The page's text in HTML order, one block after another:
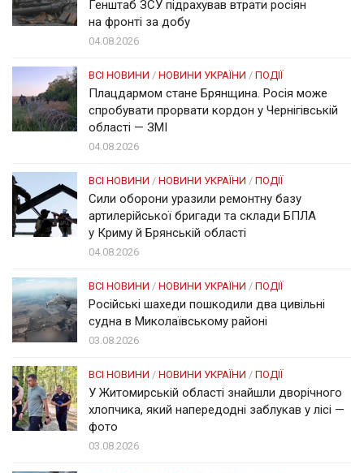
Генштаб ЗСУ підрахував втрати росіян
на фронті за добу
04.08.2026
ВСІ НОВИНИ / НОВИНИ УКРАЇНИ / ПОДІЇ
Плацдармом стане Брянщина. Росія може
спробувати прорвати кордон у Чернігівській
області — ЗМІ
04.08.2026
ВСІ НОВИНИ / НОВИНИ УКРАЇНИ / ПОДІЇ
Сили оборони уразили ремонтну базу
артилерійської бригади та склади БПЛА
у Криму й Брянській області
04.08.2026
ВСІ НОВИНИ / НОВИНИ УКРАЇНИ / ПОДІЇ
Російські шахеди пошкодили два цивільні
судна в Миколаївському районі
03.08.2026
ВСІ НОВИНИ / НОВИНИ УКРАЇНИ / ПОДІЇ
У Житомирській області знайшли дворічного
хлопчика, який напередодні заблукав у лісі —
фото
03.08.2026